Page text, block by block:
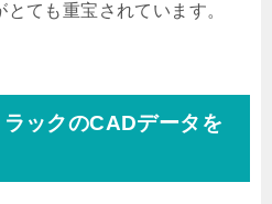
ても重宝されています。
ラックのCADデータを